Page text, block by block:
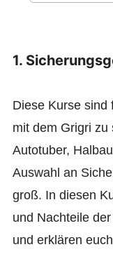
1.
Diese Kurse sind
mit dem Grigri zu
Autotuber,
Auswahl an
groß. In diesen
und Nachteile
und erklären